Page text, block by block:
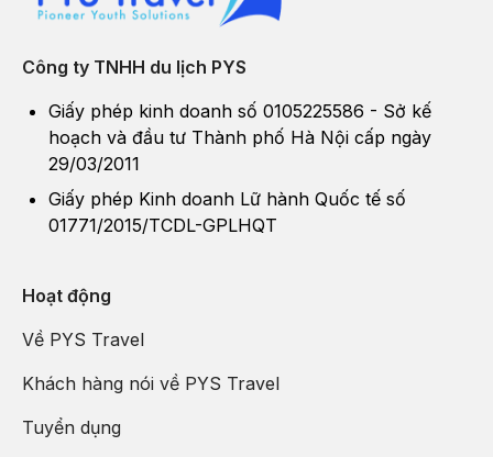
Công ty TNHH du lịch PYS
Giấy phép kinh doanh số 0105225586 - Sở kế
hoạch và đầu tư Thành phố Hà Nội cấp ngày
29/03/2011
Giấy phép Kinh doanh Lữ hành Quốc tế số
01771/2015/TCDL-GPLHQT
Hoạt động
Về PYS Travel
Khách hàng nói về PYS Travel
Tuyển dụng